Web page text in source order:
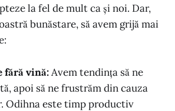
la fel de mult ca și noi. Dar,
bunăstare, să avem grijă mai
fără vină:Avem tendința să ne
apoi să ne frustrăm din cauza
Odihna este timp productiv